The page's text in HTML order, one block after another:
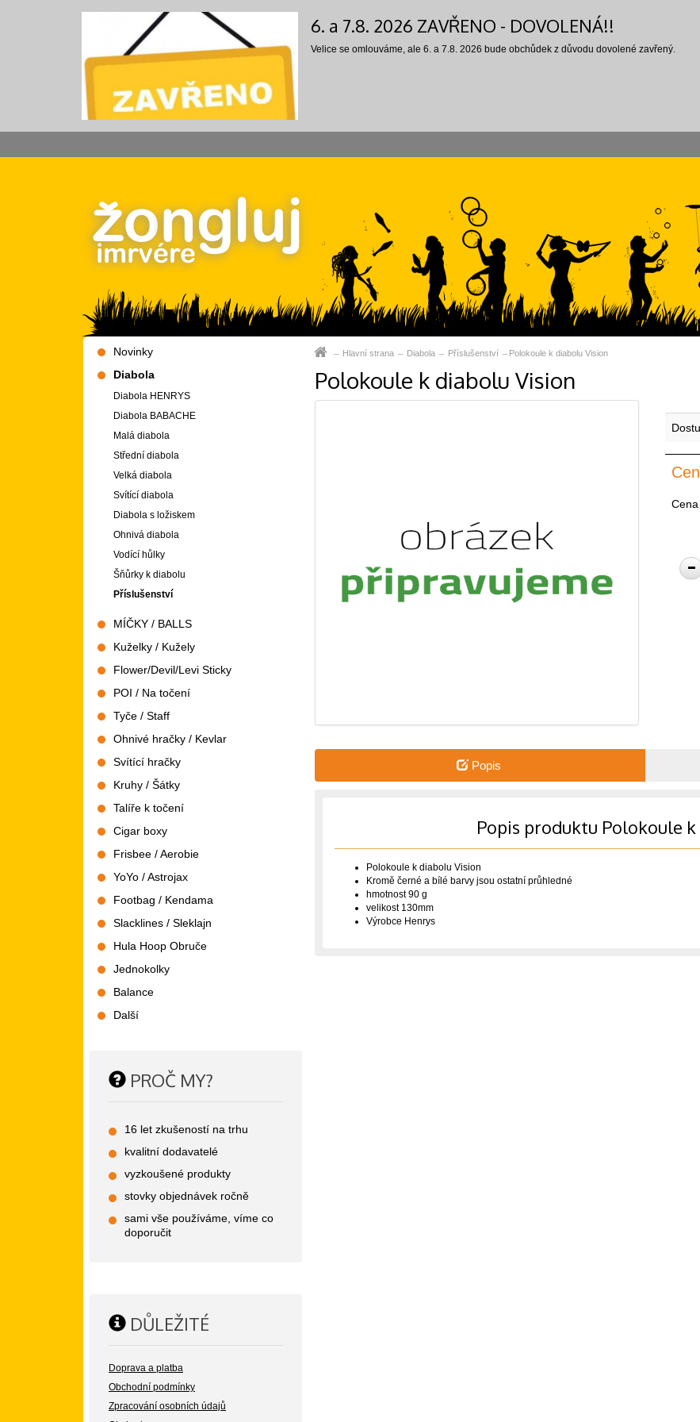
6. a 7.8. 2026 ZAVŘENO - DOVOLENÁ!!
Velice se omlouváme, ale 6. a 7.8. 2026 bude obchůdek z důvodu dovolené zavřený.
Hlavní strana Diabola Příslušenství Polokoule k diabolu Vision
Polokoule k diabolu Vision
Popis
Popis produktu Polokoule
Polokoule k diabolu Vision
Kromě černé a bílé barvy jsou ostatní průhledné
hmotnost 90 g
velikost 130mm
Výrobce Henrys
Novinky
Diabola
Diabola HENRYS
Diabola BABACHE
Malá diabola
Střední diabola
Velká diabola
Svítící diabola
Diabola s ložiskem
Ohnivá diabola
Vodící hůlky
Šňůrky k diabolu
Příslušenství
MÍČKY / BALLS
Kuželky / Kužely
Flower/Devil/Levi Sticky
POI / Na točení
Tyče / Staff
Ohnivé hračky / Kevlar
Svítící hračky
Kruhy / Šátky
Talíře k točení
Cigar boxy
Frisbee / Aerobie
YoYo / Astrojax
Footbag / Kendama
Slacklines / Sleklajn
Hula Hoop Obruče
Jednokolky
Balance
Další
PROČ MY?
16 let zkušeností na trhu
kvalitní dodavatelé
vyzkoušené produkty
stovky objednávek ročně
sami vše používáme, víme co
doporučit
DŮLEŽITÉ
Doprava a platba
Obchodní podmínky
Zpracování osobních údajů